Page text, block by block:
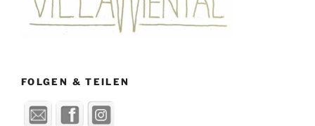
FOLGEN & TEILEN